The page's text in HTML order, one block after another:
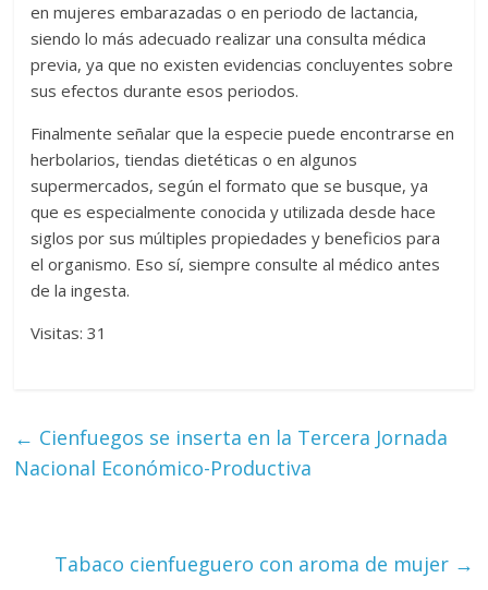
en mujeres embarazadas o en periodo de lactancia,
siendo lo más adecuado realizar una consulta médica
previa, ya que no existen evidencias concluyentes sobre
sus efectos durante esos periodos.
Finalmente señalar que la especie puede encontrarse en
herbolarios, tiendas dietéticas o en algunos
supermercados, según el formato que se busque, ya
que es especialmente conocida y utilizada desde hace
siglos por sus múltiples propiedades y beneficios para
el organismo. Eso sí, siempre consulte al médico antes
de la ingesta.
Visitas: 31
← Cienfuegos se inserta en la Tercera Jornada
Nacional Económico-Productiva
Tabaco cienfueguero con aroma de mujer →